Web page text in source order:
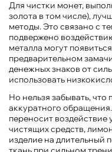
Для чистки монет,
золота в том числе),
методы. Это связано с
подвержено
металла могут
предварительном
денежных знаков от
использовать
Но нельзя забывать,
аккуратного
переносит воздействие
чистящих средств,
изделие на длительный